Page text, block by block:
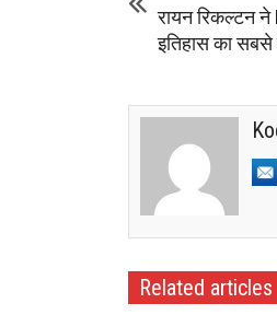
रायन रिकल्टन
इतिहास का
Related articles